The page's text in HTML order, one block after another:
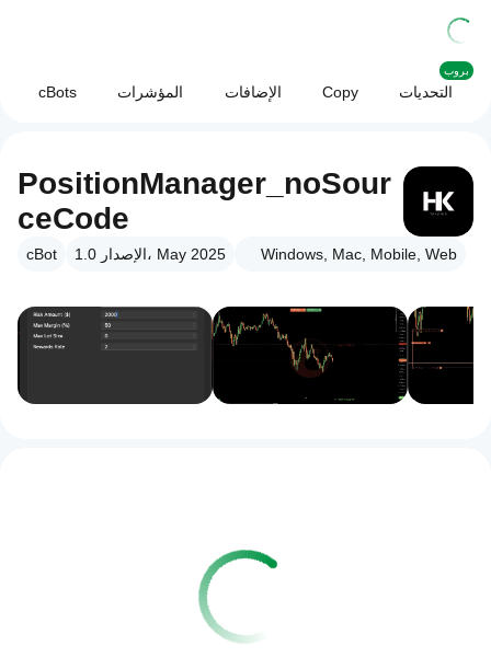
cBots المؤشرات الإضافات Copy التحديات
بروب
PositionManager_noSour
ceCode
cBot الإصدار 1.0، May 2025 Windows, Mac, Mobile, Web